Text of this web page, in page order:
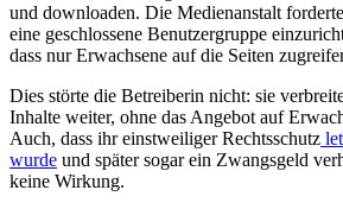
und downloaden. Die Medienanstalt
eine geschlossene Benutzergruppe
dass nur Erwachsene auf die Seiten
Dies störte die Betreiberin nicht: sie
Inhalte weiter, ohne das Angebot auf
Auch, dass ihr einstweiliger Rechtsschutz
wurde und später sogar ein Zwangsgeld
keine Wirkung.